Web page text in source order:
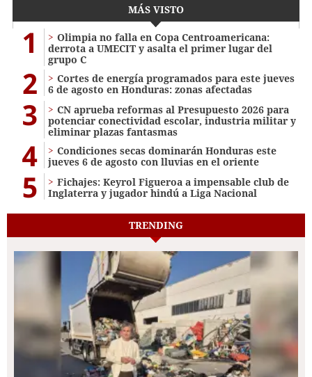
MÁS VISTO
1
Olimpia no falla en Copa Centroamericana:
derrota a UMECIT y asalta el primer lugar del
grupo C
2
Cortes de energía programados para este jueves
6 de agosto en Honduras: zonas afectadas
3
CN aprueba reformas al Presupuesto 2026 para
potenciar conectividad escolar, industria militar y
eliminar plazas fantasmas
4
Condiciones secas dominarán Honduras este
jueves 6 de agosto con lluvias en el oriente
5
Fichajes: Keyrol Figueroa a impensable club de
Inglaterra y jugador hindú a Liga Nacional
TRENDING